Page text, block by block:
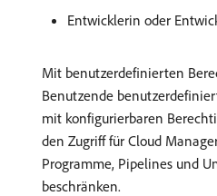
Entwicklerin oder
Mit benutzerdefinierten
Benutzende
mit konfigurierbaren
den Zugriff für Cloud
Programme, Pipelines und
beschränken.